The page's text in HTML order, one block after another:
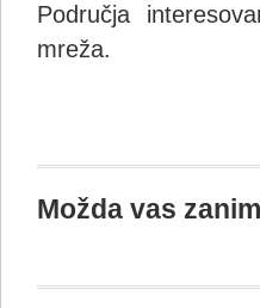
Područja
mreža.
Možda vas